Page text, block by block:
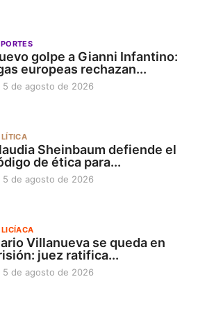
golpe a Gianni Infantino:
europeas rechazan...
5 de agosto de 2026
Sheinbaum defiende el
de ética para...
5 de agosto de 2026
Villanueva se queda en
juez ratifica...
5 de agosto de 2026